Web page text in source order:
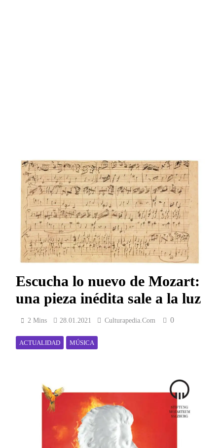
Escucha lo nuevo de Mozart:
una pieza inédita sale a la luz
2 Mins 28.01.2021 Culturapedia.com 0
ACTUALIDAD MÚSICA